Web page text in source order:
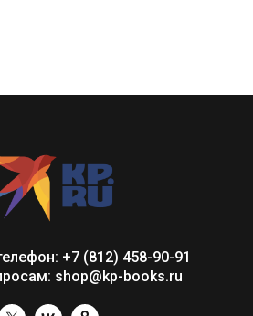
+7 (812) 458-90-91
shop@kp-books.ru